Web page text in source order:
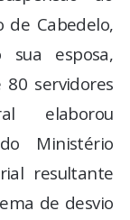
de Cabedelo,
sua esposa,
80 servidores
elaborou
Ministério
resultante
de desvio